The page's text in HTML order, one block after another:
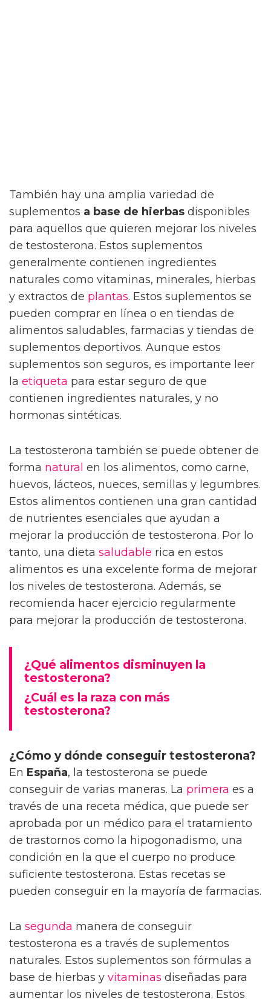
También hay una amplia variedad de
suplementos a base de hierbas disponibles
para aquellos que quieren mejorar los niveles
de testosterona. Estos suplementos
generalmente contienen ingredientes
naturales como vitaminas, minerales, hierbas
y extractos de plantas. Estos suplementos se
pueden comprar en línea o en tiendas de
alimentos saludables, farmacias y tiendas de
suplementos deportivos. Aunque estos
suplementos son seguros, es importante leer
la etiqueta para estar seguro de que
contienen ingredientes naturales, y no
hormonas sintéticas.
La testosterona también se puede obtener de
forma natural en los alimentos, como carne,
huevos, lácteos, nueces, semillas y legumbres.
Estos alimentos contienen una gran cantidad
de nutrientes esenciales que ayudan a
mejorar la producción de testosterona. Por lo
tanto, una dieta saludable rica en estos
alimentos es una excelente forma de mejorar
los niveles de testosterona. Además, se
recomienda hacer ejercicio regularmente
para mejorar la producción de testosterona.
¿Qué alimentos disminuyen la
testosterona?
¿Cuál es la raza con más
testosterona?
¿Cómo y dónde conseguir testosterona?
En España, la testosterona se puede
conseguir de varias maneras. La primera es a
través de una receta médica, que puede ser
aprobada por un médico para el tratamiento
de trastornos como la hipogonadismo, una
condición en la que el cuerpo no produce
suficiente testosterona. Estas recetas se
pueden conseguir en la mayoría de farmacias.
La segunda manera de conseguir
testosterona es a través de suplementos
naturales. Estos suplementos son fórmulas a
base de hierbas y vitaminas diseñadas para
aumentar los niveles de testosterona. Estos